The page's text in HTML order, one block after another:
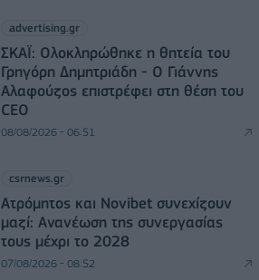
advertising.gr
ΣΚΑΪ: Ολοκληρώθηκε η θητεία του
Γρηγόρη Δημητριάδη - Ο Γιάννης
Αλαφούζος επιστρέφει στη θέση του
CEO
08/08/2026 - 06:51
csrnews.gr
Ατρόμητος και Novibet συνεχίζουν
μαζί: Ανανέωση της συνεργασίας
τους μέχρι το 2028
07/08/2026 - 08:52